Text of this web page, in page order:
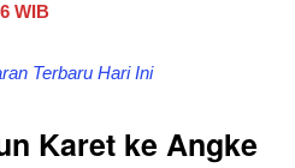
WIB
Terbaru Hari Ini
Karet ke Angke